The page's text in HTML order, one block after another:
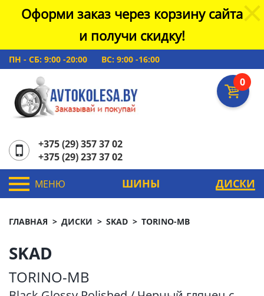
Оформи заказ через корзину сайта
и получи скидку!
ПН - СБ: 9:00 -20:00 ВС: 9:00 -16:00
0
+375 (29) 357 37 02
+375 (29) 237 37 02
МЕНЮ ШИНЫ ДИСКИ
ГЛАВНАЯ ДИСКИ SKAD TORINO-MB
SKAD
TORINO-MB